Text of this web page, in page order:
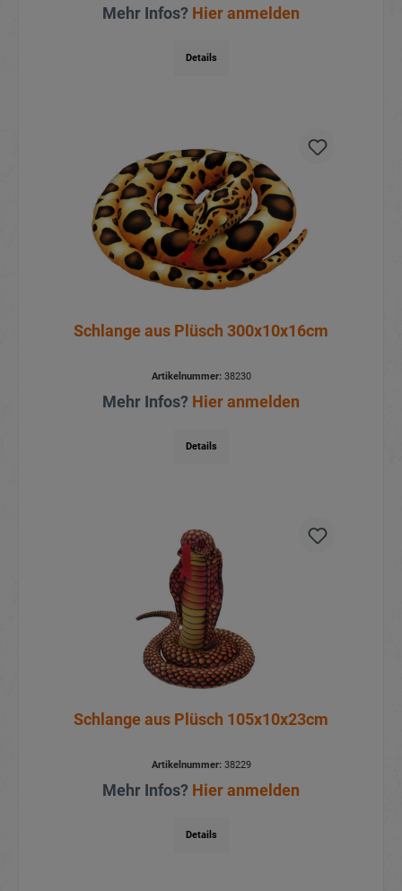
Mehr Infos? Hier anmelden
Details
Schlange aus Plüsch 300x10x16cm
Artikelnummer:38230
Mehr Infos? Hier anmelden
Details
Schlange aus Plüsch 105x10x23cm
Artikelnummer:38229
Mehr Infos? Hier anmelden
Details